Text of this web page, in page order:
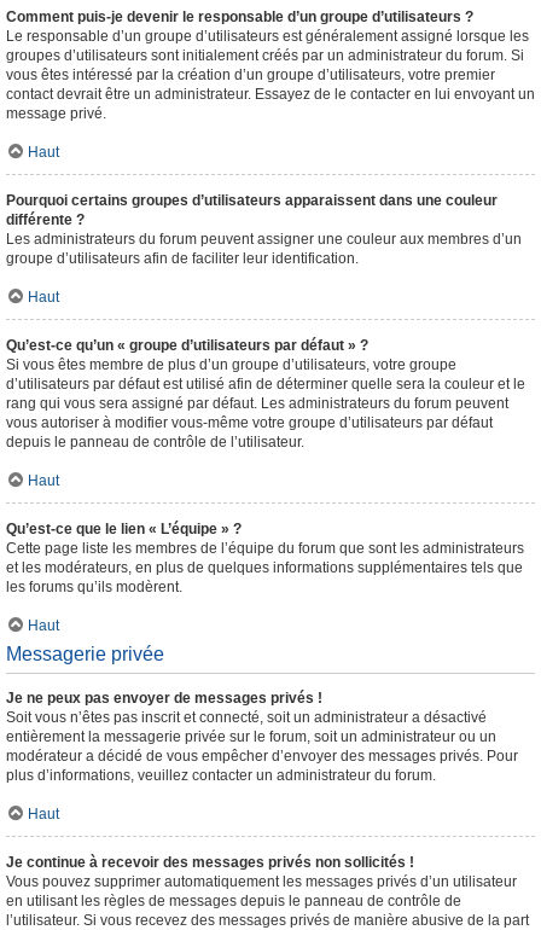
Comment puis-je devenir le responsable d’un groupe d’utilisateurs ?
Le responsable d’un groupe d’utilisateurs est généralement assigné lorsque les
groupes d’utilisateurs sont initialement créés par un administrateur du forum. Si
vous êtes intéressé par la création d’un groupe d’utilisateurs, votre premier
contact devrait être un administrateur. Essayez de le contacter en lui envoyant un
message privé.
Haut
Pourquoi certains groupes d’utilisateurs apparaissent dans une couleur
différente ?
Les administrateurs du forum peuvent assigner une couleur aux membres d’un
groupe d’utilisateurs afin de faciliter leur identification.
Haut
Qu’est-ce qu’un « groupe d’utilisateurs par défaut » ?
Si vous êtes membre de plus d’un groupe d’utilisateurs, votre groupe
d’utilisateurs par défaut est utilisé afin de déterminer quelle sera la couleur et le
rang qui vous sera assigné par défaut. Les administrateurs du forum peuvent
vous autoriser à modifier vous-même votre groupe d’utilisateurs par défaut
depuis le panneau de contrôle de l’utilisateur.
Haut
Qu’est-ce que le lien « L’équipe » ?
Cette page liste les membres de l’équipe du forum que sont les administrateurs
et les modérateurs, en plus de quelques informations supplémentaires tels que
les forums qu’ils modèrent.
Haut
Messagerie privée
Je ne peux pas envoyer de messages privés !
Soit vous n’êtes pas inscrit et connecté, soit un administrateur a désactivé
entièrement la messagerie privée sur le forum, soit un administrateur ou un
modérateur a décidé de vous empêcher d’envoyer des messages privés. Pour
plus d’informations, veuillez contacter un administrateur du forum.
Haut
Je continue à recevoir des messages privés non sollicités !
Vous pouvez supprimer automatiquement les messages privés d’un utilisateur
en utilisant les règles de messages depuis le panneau de contrôle de
l’utilisateur. Si vous recevez des messages privés de manière abusive de la part